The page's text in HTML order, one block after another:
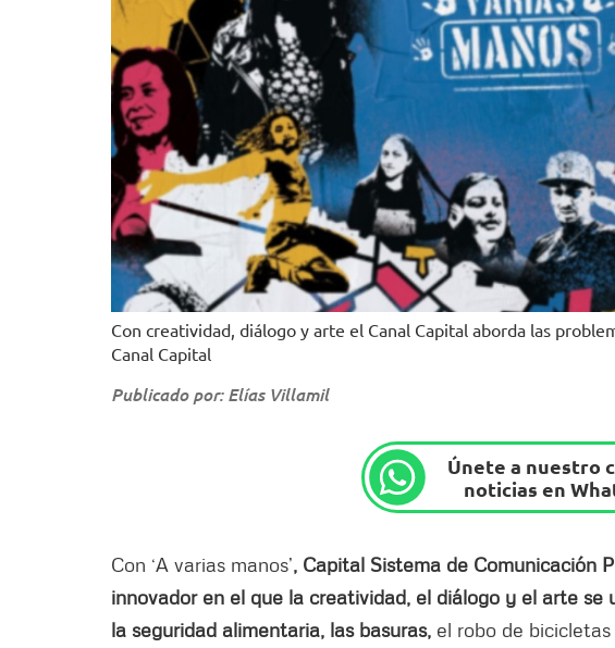
Con creatividad, diálogo y arte el Canal Capital aborda las
Canal Capital
Publicado por: Elías Villamil
Únete a nuestro
noticias en
Con ‘A varias manos’, Capital Sistema de Comunicación
innovador en el que la creatividad, el diálogo y el arte
la seguridad alimentaria, las basuras, el robo de